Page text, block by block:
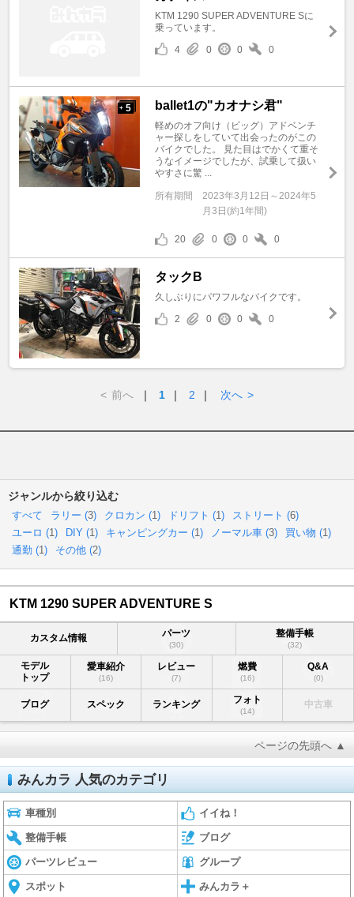
KTM 1290 SUPER ADVENTURE Sに
乗っています。
4
0 0 0
+ 5 ballet1の"カオナシ君"
軽めのオフ向け（ビッグ）アドベンチ
ャー探しをしていて出会ったのがこの
バイクでした。 見た目はでかくて重そ
うなイメージでしたが、試乗して扱い
やすさに驚 ...
所有期間
2023年3月12日～2024年5
月3日(約1年間)
20 0 0 0
タックB
久しぶりにパワフルなバイクです。
2
0 0 0
< 前へ ｜ 1 ｜ 2 ｜ 次へ >
ジャンルから絞り込む
すべて ラリー (3) クロカン (1) ドリフト (1) ストリート (6)
ユーロ (1) DIY (1) キャンピングカー (1) ノーマル車 (3) 買い物 (1)
通勤 (1) その他 (2)
KTM 1290 SUPER ADVENTURE S
カスタム情報 パーツ
(30)
整備手帳
(32)
モデル
トップ
愛車紹介
(16)
レビュー
(7)
燃費
(16)
Q&A
(0)
ブログ スペック ランキング フォト
(14)
中古車
ページの先頭へ ▲
みんカラ 人気のカテゴリ
車種別 イイね！
整備手帳 ブログ
パーツレビュー グループ
スポット みんカラ＋